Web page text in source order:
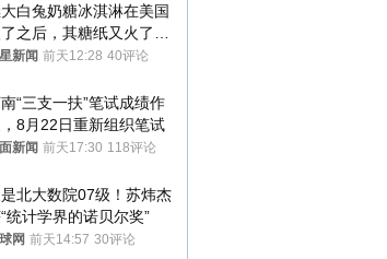
白兔奶糖冰淇淋在美国
之后，其糖纸又火了！
博主盛赞：平面设计经
新闻 前天12:28 40评论
“三支一扶”笔试成绩作
，8月22日重新组织笔试
新闻 前天17:30 118评论
是北大数院07级！苏炜杰
统计学界的诺贝尔奖”
网 前天14:57 30评论